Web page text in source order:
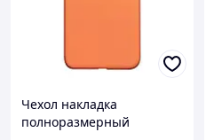
Чехол накладка
полноразмерный